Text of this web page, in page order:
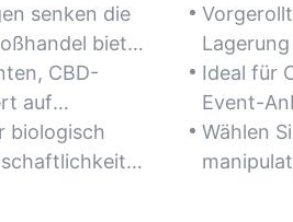
senken die
bietet
und ist
die
möchten.
CBD-
auf
legen,
biologisch
einfach
der
Ideal für
Event-
Wählen